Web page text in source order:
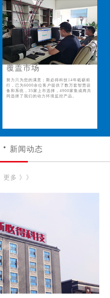
覆盖市场
努力只为您的满意；斯必得科技14年砥砺前
行，已为6000余位客户提供了数万套智慧设
备和系统，35家上市选择，4900家集成商共
同选择了我们的动力环境监控产品。
新闻动态
更多 》》